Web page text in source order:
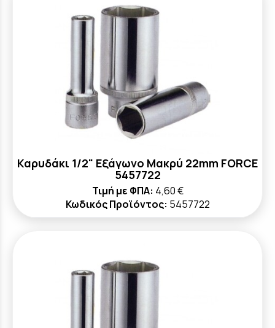
Καρυδάκι 1/2" Εξάγωνο Μακρύ 22mm FORCE
5457722
Τιμή με ΦΠΑ: 4,60 €
Κωδικός Προϊόντος: 5457722